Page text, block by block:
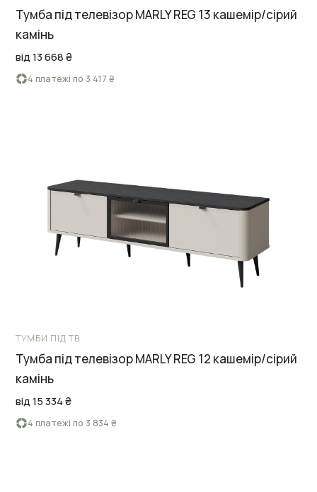
Тумба під телевізор MARLY REG 13 кашемір/сірий
камінь
від 13 668 ₴
4 платежі по 3 417 ₴
ТУМБИ ПІД ТВ
Тумба під телевізор MARLY REG 12 кашемір/сірий
камінь
від 15 334 ₴
4 платежі по 3 834 ₴